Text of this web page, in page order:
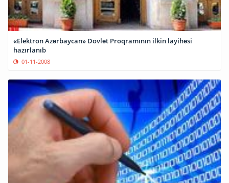
«Elektron Azərbaycan» Dövlət Proqramının ilkin layihəsi
hazırlanıb
01-11-2008